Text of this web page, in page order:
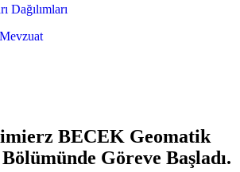
Dağılımları
BECEK Geomatik
Göreve Başladı.